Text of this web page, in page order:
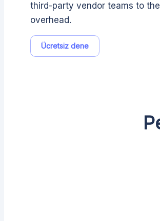
third-party vendor teams to
overhead.
Ücretsiz dene